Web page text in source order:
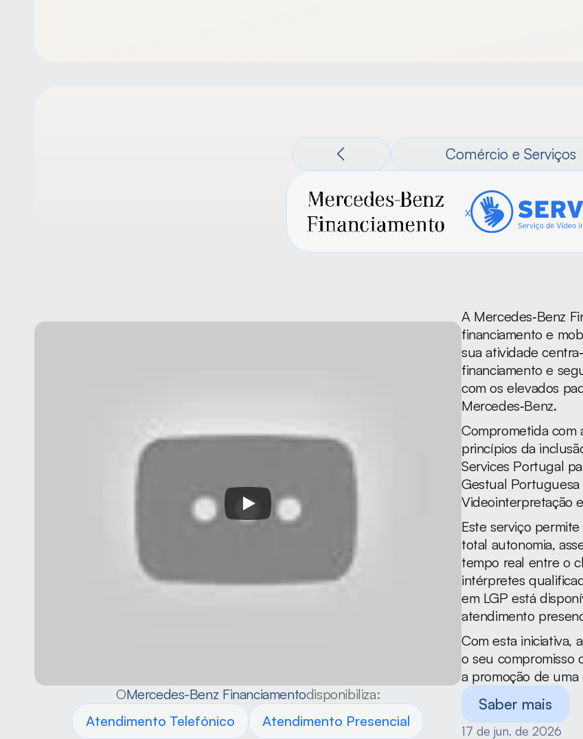
Comércio e Serviços
x
OMercedes-Benz Financiamentodisponibiliza:
Atendimento Telefónico
Atendimento Presencial
A Mercedes‑Benz
financiamento e
sua atividade
financiamento e
com os elevados
Mercedes‑Benz.
Comprometida com
princípios da
Services Portugal
Gestual
Videointerpretação
Este serviço
total autonomia,
tempo real entre o
intérpretes
em LGP está
atendimento
Com esta iniciativa,
o seu compromisso
a promoção de
Saber mais
17 de jun. de 2026